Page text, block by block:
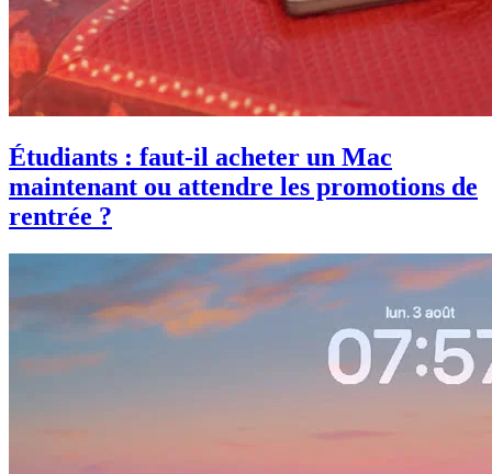
Étudiants : faut-il acheter un Mac
maintenant ou attendre les promotions de
rentrée ?